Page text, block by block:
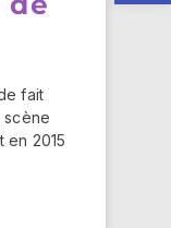
fait
scène
en 2015